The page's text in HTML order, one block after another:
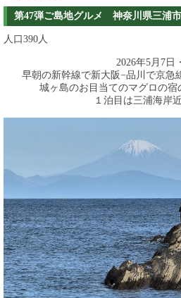
第47弾ご島地グルメ 神奈川県三浦
人口390人
2026年5月7日
早朝の新幹線で新大阪−品川で京急
城ヶ島のお目当てのマグロの
１泊目は三浦海岸